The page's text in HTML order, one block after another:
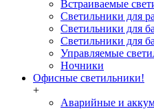
Встраиваемые
Светильники для
Светильники для
Светильники для
Управляемые
Ночники
Офисные светильники!
+
Аварийные и